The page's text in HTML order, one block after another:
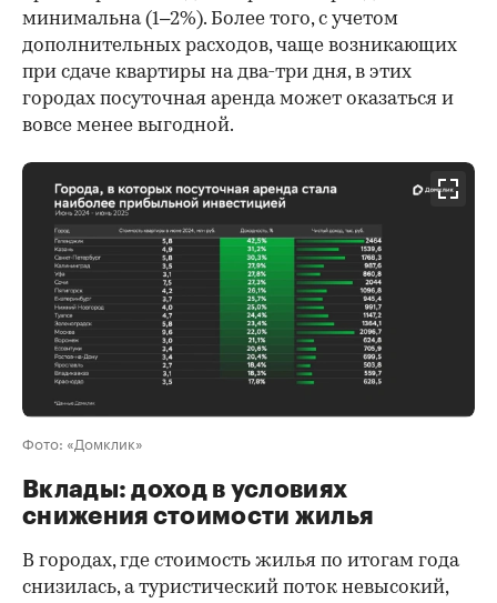
минимальна (1–2%). Более того, с учетом
дополнительных расходов, чаще возникающих
при сдаче квартиры на два-три дня, в этих
городах посуточная аренда может оказаться и
вовсе менее выгодной.
Фото: «Домклик»
Вклады: доход в условиях
снижения стоимости жилья
В городах, где стоимость жилья по итогам года
снизилась, а туристический поток невысокий,